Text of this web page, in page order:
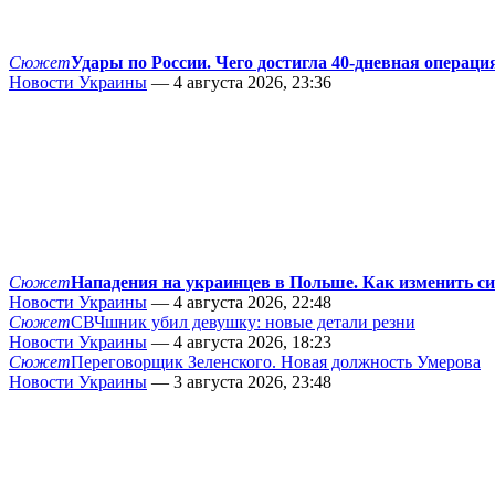
СюжетУдары по России. Чего достигла 40-дневная
Новости Украины — 4 августа 2026, 23:36
СюжетНападения на украинцев в Польше. Как изменить
Новости Украины — 4 августа 2026, 22:48
СюжетСВЧшник убил девушку: новые детали резни
Новости Украины — 4 августа 2026, 18:23
СюжетПереговорщик Зеленского. Новая должность Умерова
Новости Украины — 3 августа 2026, 23:48